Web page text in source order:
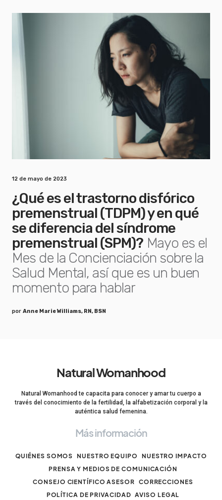
12 de mayo de 2023
¿Qué es el trastorno disfórico
premenstrual (TDPM) y en qué
se diferencia del síndrome
premenstrual (SPM)? Mayo es el
Mes de la Concienciación sobre la
Salud Mental, así que es un buen
momento para hablar
por Anne Marie Williams, RN, BSN
Natural Womanhood
Natural Womanhood te capacita para conocer y amar tu cuerpo a
través del conocimiento de la fertilidad, la alfabetización corporal y la
auténtica salud femenina.
Más información
QUIÉNES SOMOS NUESTRO EQUIPO
NUESTRO IMPACTO
PRENSA Y MEDIOS DE COMUNICACIÓN
CONSEJO CIENTÍFICO ASESOR CORRECCIONES
POLÍTICA DE PRIVACIDAD AVISO LEGAL